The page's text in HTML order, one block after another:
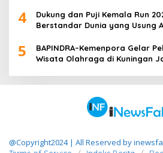
4
Dukung dan Puji Kemala Run
Berstandar Dunia yang Usung
5
BAPINDRA–Kemenpora Gelar
Wisata Olahraga di Kuningan
@Copyright2024 | All Reserved by